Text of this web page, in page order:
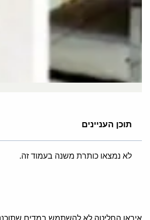
תוכן העניינים
לא נמצאו כותרת משנה בעמוד זה.